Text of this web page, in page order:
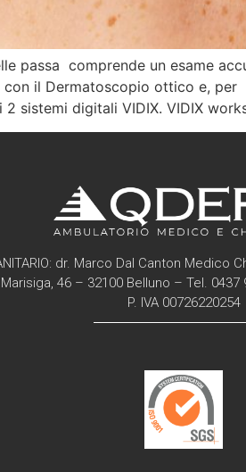
passa comprende un esame
il Dermatoscopio ottico e,
2 sistemi digitali VIDIX. VIDIX
dr. Marco Dal Canton
46 – 32100 Belluno – Tel. 0437
P. IVA 00726220254